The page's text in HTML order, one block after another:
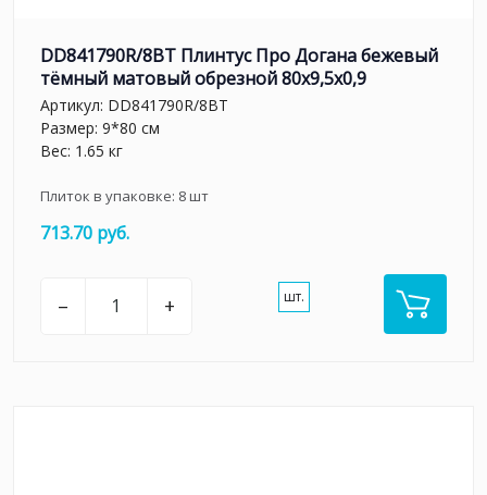
DD841790R/8BT Плинтус Про Догана бежевый
тёмный матовый обрезной 80x9,5x0,9
Артикул: DD841790R/8BT
Размер: 9*80 см
Вес: 1.65 кг
Плиток в упаковке: 8шт
713.70 руб.
– + шт.